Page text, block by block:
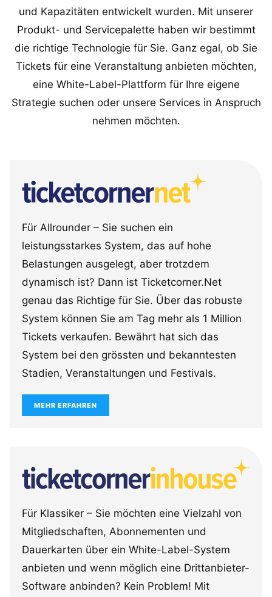
und Kapazitäten entwickelt wurden. Mit unserer
Produkt- und Servicepalette haben wir bestimmt
die richtige Technologie für Sie. Ganz egal, ob Sie
Tickets für eine Veranstaltung anbieten möchten,
eine White-Label-Plattform für Ihre eigene
Strategie suchen oder unsere Services in Anspruch
nehmen möchten.
Für Allrounder – Sie suchen ein
leistungsstarkes System, das auf hohe
Belastungen ausgelegt, aber trotzdem
dynamisch ist? Dann ist Ticketcorner.Net
genau das Richtige für Sie. Über das robuste
System können Sie am Tag mehr als 1 Million
Tickets verkaufen. Bewährt hat sich das
System bei den grössten und bekanntesten
Stadien, Veranstaltungen und Festivals.
MEHR ERFAHREN
Für Klassiker – Sie möchten eine Vielzahl von
Mitgliedschaften, Abonnementen und
Dauerkarten über ein White-Label-System
anbieten und wenn möglich eine Drittanbieter-
Software anbinden? Kein Problem! Mit